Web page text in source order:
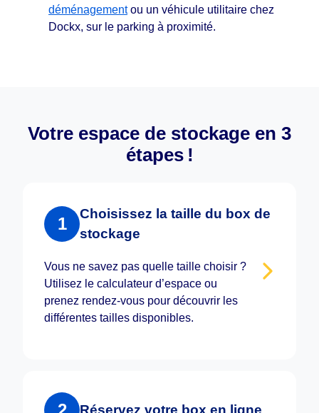
déménagementou un véhicule utilitaire chez
Dockx, sur le parking à proximité.
Votre espace de stockage en 3
étapes !
1
Choisissez la taille du box de
stockage
Vous ne savez pas quelle taille choisir ?
Utilisez le calculateur d’espace ou
prenez rendez-vous pour découvrir les
différentes tailles disponibles.
Réservez votre box en ligne